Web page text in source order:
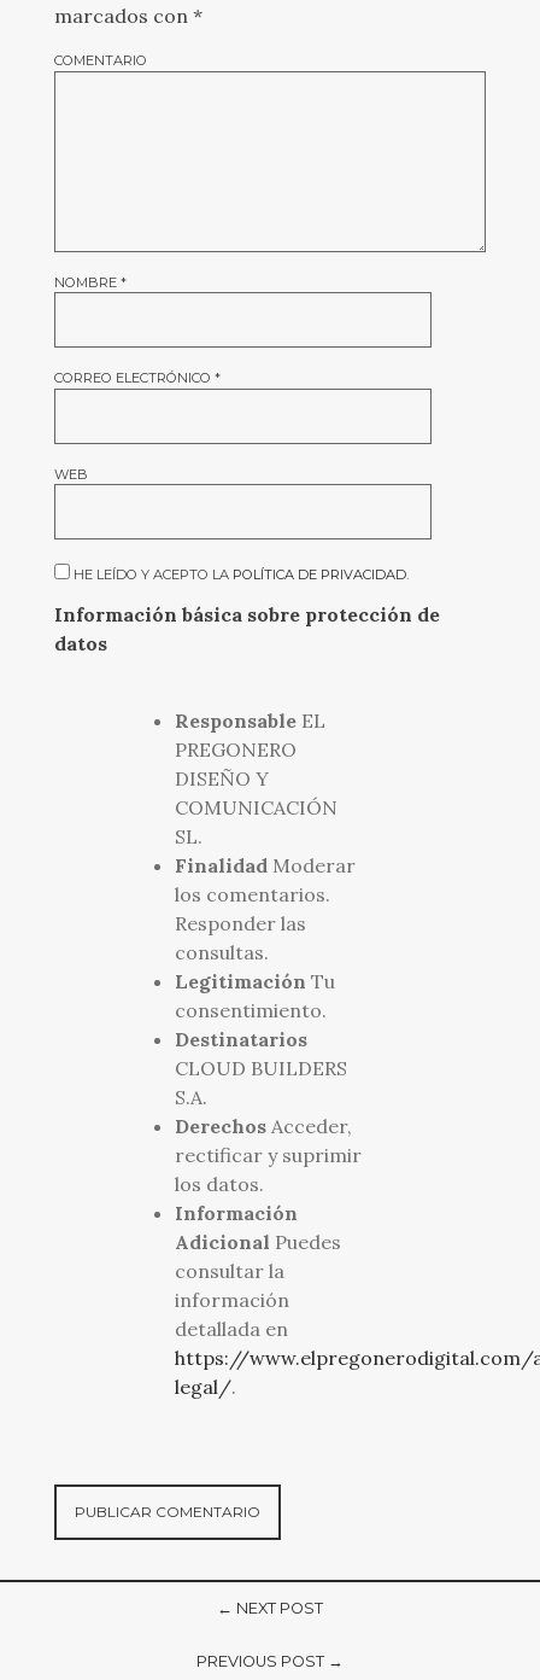
marcados con *
COMENTARIO
NOMBRE *
CORREO ELECTRÓNICO *
WEB
HE LEÍDO Y ACEPTO LA POLÍTICA DE PRIVACIDAD.
Información básica sobre protección de
datos
ResponsableEL
PREGONERO
DISEÑO Y
COMUNICACIÓN
SL.
FinalidadModerar
los comentarios.
Responder las
consultas.
Legitimación Tu
consentimiento.
Destinatarios
CLOUD BUILDERS
S.A.
DerechosAcceder,
rectificar y suprimir
los datos.
Información
Adicional Puedes
consultar la
información
detallada en
https://www.elpregonerodigital.com/
legal/.
← NEXT POST
PREVIOUS POST →